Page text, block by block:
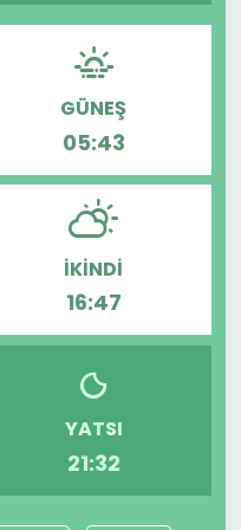
GÜNEŞ
05:43
İKINDI
16:47
YATSI
21:32